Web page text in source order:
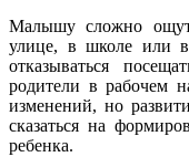
Малышу сложно
улице, в школе или в
отказываться
родители в рабочем
изменений, но
сказаться на
ребенка.